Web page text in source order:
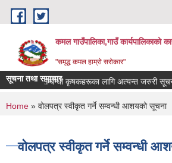
Skip to main content
कमल गाउँपालिका,गाउँ कार्यपालिकाको
"समृद्ध कमल हाम्रो सरोकार"
सूचना तथा समाचार
बीमा गर्ने सम्बन्धी कृषकहरूका लागि अत्यन्त जरुरी
You are here
Home » वोलपत्र स्वीकृत गर्ने सम्वन्धी आशयको सूचना
वोलपत्र स्वीकृत गर्ने सम्वन्धी